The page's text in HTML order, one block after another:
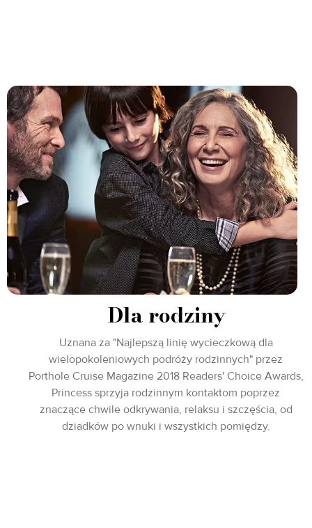
Dla rodziny
Uznana za "Najlepszą linię wycieczkową dla
wielopokoleniowych podróży rodzinnych" przez
Porthole Cruise Magazine 2018 Readers' Choice Awards,
Princess sprzyja rodzinnym kontaktom poprzez
znaczące chwile odkrywania, relaksu i szczęścia, od
dziadków po wnuki i wszystkich pomiędzy.